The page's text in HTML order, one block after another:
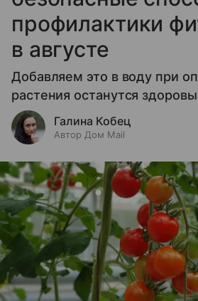
профилактики
в августе
Добавляем это в воду при
растения останутся
Галина Кобец
Автор Дом Mail